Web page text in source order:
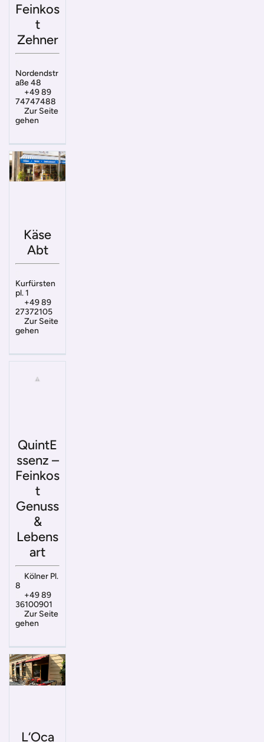
Feinkos
t
Zehner
Nordendstr
aße 48
+49 89
74747488
Zur Seite
gehen
Käse
Abt
Kurfürsten
pl. 1
+49 89
27372105
Zur Seite
gehen
QuintE
ssenz –
Feinkos
t
Genuss
&
Lebens
art
Kölner Pl.
8
+49 89
36100901
Zur Seite
gehen
L‘Oca